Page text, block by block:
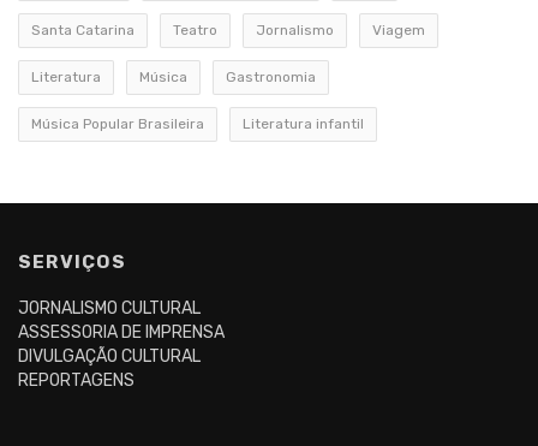
Santa Catarina Teatro Jornalismo Viagem
Literatura Música Gastronomia
Música Popular Brasileira Literatura infantil
SERVIÇOS
JORNALISMO CULTURAL
ASSESSORIA DE IMPRENSA
DIVULGAÇÃO CULTURAL
REPORTAGENS